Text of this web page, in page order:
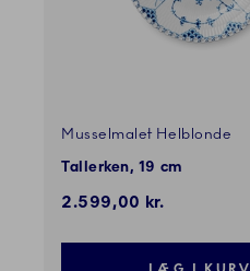
Musselmalet Helblonde
Tallerken, 19 cm
2.599,00 kr.